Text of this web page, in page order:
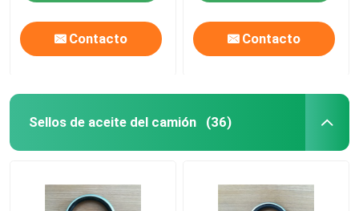
Contacto Contacto
Sellos de aceite del camión (36)